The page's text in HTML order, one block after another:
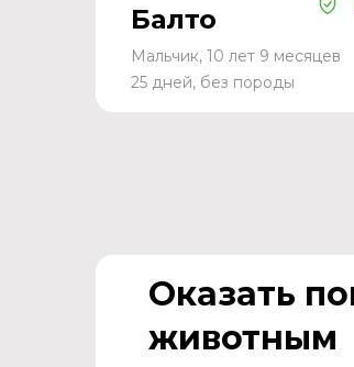
Балто
Мальчик, 10 лет 9 месяцев
25 дней, без породы
Оказать
животным